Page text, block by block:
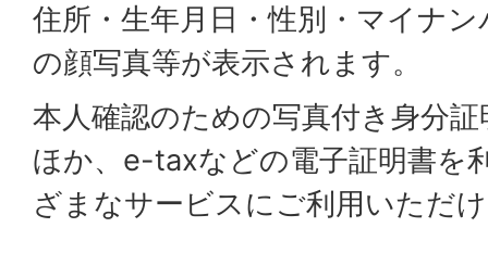
住所・生年月日・性別・マイナ
の顔写真等が表示されます。
本人確認のための写真付き身分
ほか、e-taxなどの電子証明書を
ざまなサービスにご利用いただ